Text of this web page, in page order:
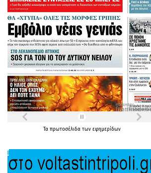
Τα πρωτοσέλιδα των εφημερίδων